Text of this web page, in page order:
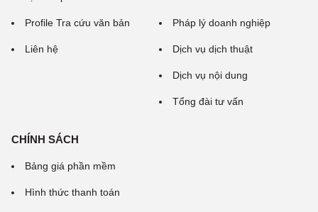
Profile Tra cứu văn bản
Liên hệ
Pháp lý doanh nghiệp
Dịch vụ dịch thuật
Dịch vụ nội dung
Tổng đài tư vấn
CHÍNH SÁCH
Bảng giá phần mềm
Hình thức thanh toán